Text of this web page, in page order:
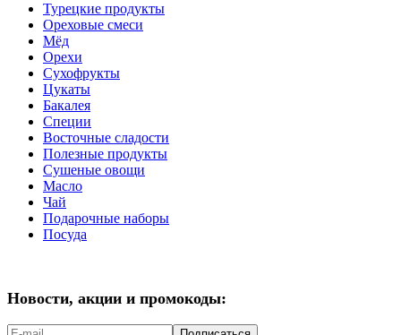
Турецкие продукты
Ореховые смеси
Мёд
Орехи
Сухофрукты
Цукаты
Бакалея
Специи
Восточные сладости
Полезные продукты
Сушеные овощи
Масло
Чай
Подарочные наборы
Посуда
Новости, акции и промокоды: